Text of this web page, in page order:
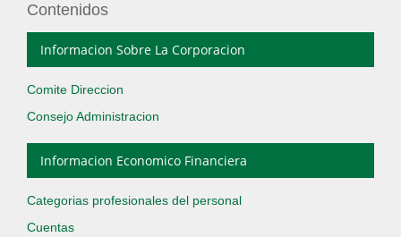
Contenidos
Informacion Sobre La Corporacion
Comite Direccion
Consejo Administracion
Informacion Economico Financiera
Categorias profesionales del personal
Cuentas